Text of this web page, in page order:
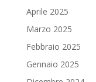
Aprile 2025
Marzo 2025
Febbraio 2025
Gennaio 2025